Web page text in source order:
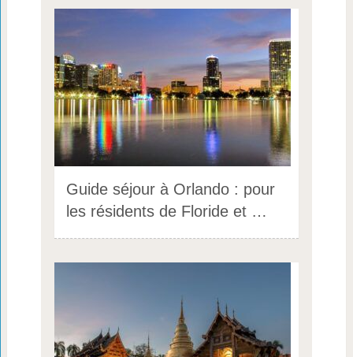
Guide séjour à Orlando : pour
les résidents de Floride et …